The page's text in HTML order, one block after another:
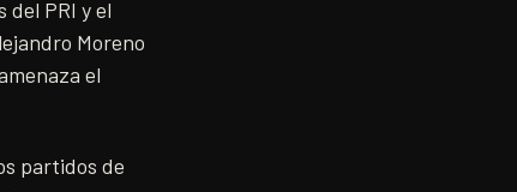
PRI y el
Moreno
el
partidos de